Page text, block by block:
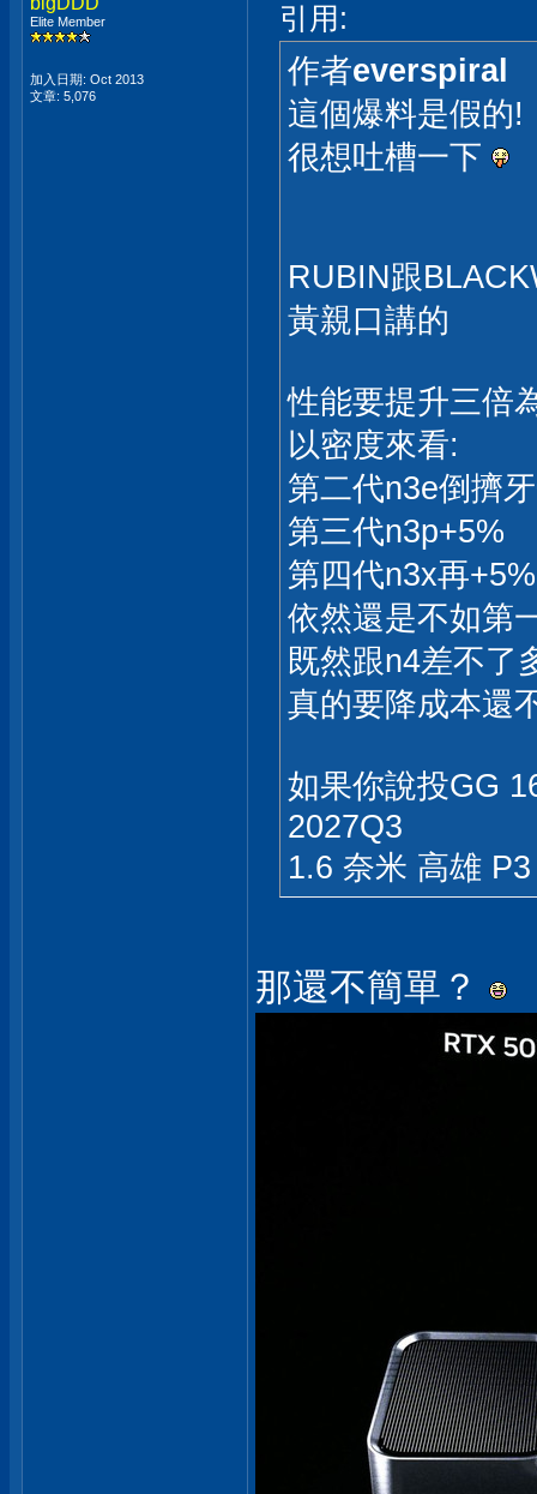
Elite Member
加入日期: Oct 2013
文章: 5,076
引用:
作者everspiral
這個爆料是假的!
很想吐槽一下
RUBIN跟
黃親口講的
性能要提升三倍
以密度來看:
第二代n3e倒擠
第三代n3p+5%
第四代n3x再
依然還是不如第
既然跟n4差不了
真的要降成本還
如果你說投GG
2027Q3
1.6 奈米 高雄
那還不簡單？